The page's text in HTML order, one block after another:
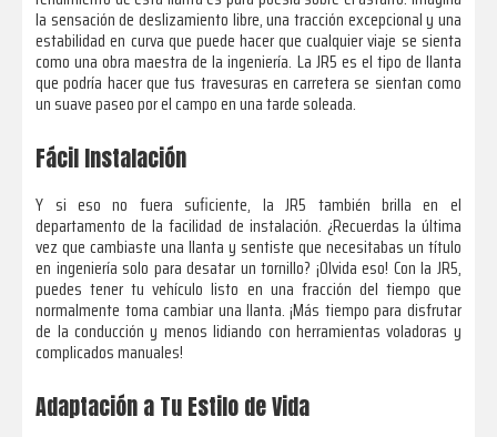
la sensación de deslizamiento libre, una tracción excepcional y una
estabilidad en curva que puede hacer que cualquier viaje se sienta
como una obra maestra de la ingeniería. La JR5 es el tipo de llanta
que podría hacer que tus travesuras en carretera se sientan como
un suave paseo por el campo en una tarde soleada.
Fácil Instalación
Y si eso no fuera suficiente, la JR5 también brilla en el
departamento de la facilidad de instalación. ¿Recuerdas la última
vez que cambiaste una llanta y sentiste que necesitabas un título
en ingeniería solo para desatar un tornillo? ¡Olvida eso! Con la JR5,
puedes tener tu vehículo listo en una fracción del tiempo que
normalmente toma cambiar una llanta. ¡Más tiempo para disfrutar
de la conducción y menos lidiando con herramientas voladoras y
complicados manuales!
Adaptación a Tu Estilo de Vida